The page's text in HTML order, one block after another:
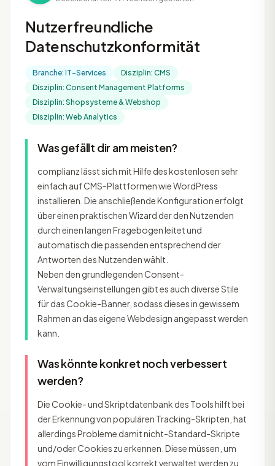
Nutzerfreundliche
Datenschutzkonformität
Branche: IT-Services
Disziplin: CMS
Disziplin: Consent Management Platforms
Disziplin: Shopsysteme & Webshop
Disziplin: Web Analytics
Was gefällt dir am meisten?
complianz lässt sich mit Hilfe des kostenlosen sehr
einfach auf CMS-Plattformen wie WordPress
installieren. Die anschließende Konfiguration erfolgt
über einen praktischen Wizard der den Nutzenden
durch einen langen Fragebogen leitet und
automatisch die passenden entsprechend der
Antworten des Nutzenden wählt.
Neben den grundlegenden Consent-
Verwaltungseinstellungen gibt es auch diverse Stile
für das Cookie-Banner, sodass dieses in gewissem
Rahmen an das eigene Webdesign angepasst werden
kann.
Was könnte konkret noch verbessert
werden?
Die Cookie- und Skriptdatenbank des Tools hilft bei
der Erkennung von populären Tracking-Skripten, hat
allerdings Probleme damit nicht-Standard-Skripte
und/oder Cookies zu erkennen. Diese müssen, um
vom Einwilligungstool korrekt verwaltet werden zu